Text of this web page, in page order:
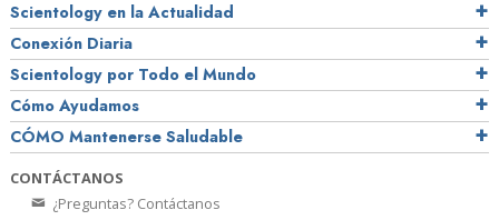
Scientology en la Actualidad
Conexión Diaria
Scientology por Todo el Mundo
Cómo Ayudamos
CÓMO Mantenerse Saludable
CONTÁCTANOS
¿Preguntas? Contáctanos